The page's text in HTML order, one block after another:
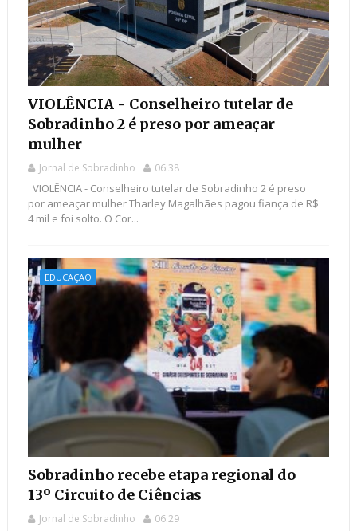
VIOLÊNCIA - Conselheiro tutelar de
Sobradinho 2 é preso por ameaçar
mulher
Jornal de Sobradinho 06:38
VIOLÊNCIA - Conselheiro tutelar de Sobradinho 2 é preso
por ameaçar mulher Tharley Magalhães pagou fiança de R$
4 mil e foi solto. O Cor...
EDUCAÇÃO
Sobradinho recebe etapa regional do
13º Circuito de Ciências
Jornal de Sobradinho 06:29